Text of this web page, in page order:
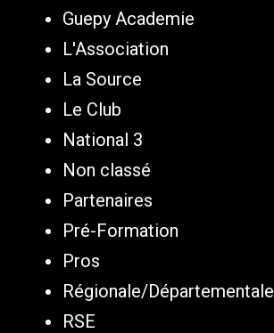
Guepy Academie
L'Association
La Source
Le Club
National 3
Non classé
Partenaires
Pré-Formation
Pros
Régionale/Départementale
RSE